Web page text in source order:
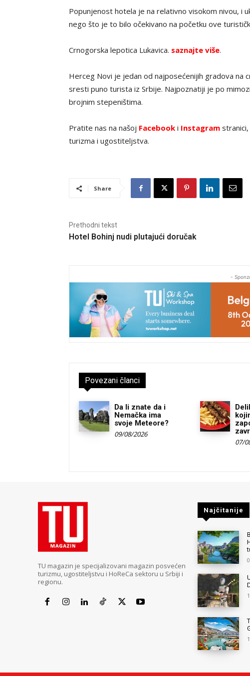
Popunjenost hotela je na relativno visokom nivou, i
nego što je to bilo očekivano na početku ove
Crnogorska lepotica Lukavica. saznajte više.
Herceg Novi je jedan od najposećenijih gradova na
sresti puno turista iz Srbije. Najpoznatiji je po
brojnim stepeništima.
Pratite nas na našoj Facebook i Instagram
turizma i ugostiteljstva.
Share
Prethodni tekst
Hotel Bohinj nudi plutajući doručak
-
Povezani članci
Da li znate da i
Nemačka ima
svoje Meteore?
09/08/2026
07/
TU magazin je specijalizovani magazin posvećen
turizmu, ugostiteljstvu i HoReCa sektoru u Srbiji i
regionu.
Najčitanije